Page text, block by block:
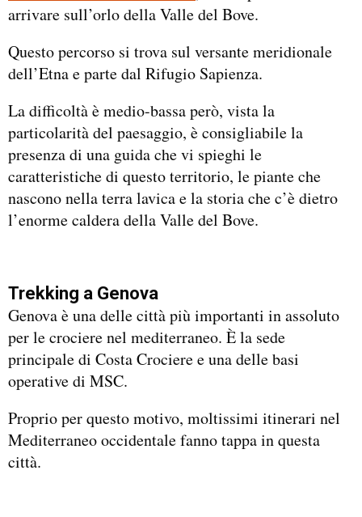
arrivare sull’orlo della Valle del Bove.
Questo percorso si trova sul versante meridionale
dell’Etna e parte dal Rifugio Sapienza.
La difficoltà è medio-bassa però, vista la
particolarità del paesaggio, è consigliabile la
presenza di una guida che vi spieghi le
caratteristiche di questo territorio, le piante che
nascono nella terra lavica e la storia che c’è dietro
l’enorme caldera della Valle del Bove.
Trekking a Genova
Genova è una delle città più importanti in assoluto
per le crociere nel mediterraneo. È la sede
principale di Costa Crociere e una delle basi
operative di MSC.
Proprio per questo motivo, moltissimi itinerari nel
Mediterraneo occidentale fanno tappa in questa
città.